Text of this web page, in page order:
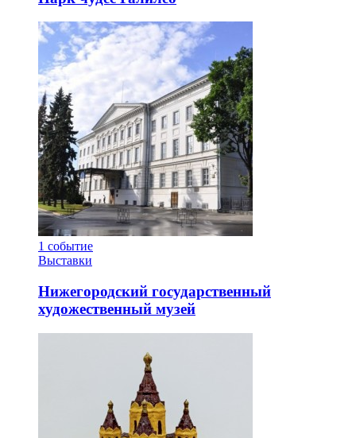
1 событие
Выставки
Нижегородский государственный
художественный музей